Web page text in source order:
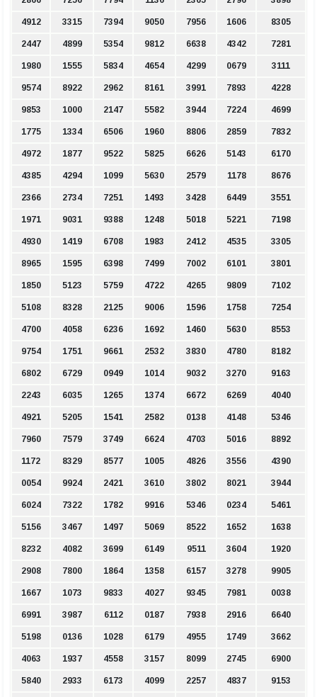
4912 3315 7394 9050 7956 1606 8305
2447 4899 5354 9812 6638 4342 7281
1980 1555 5834 4654 4299 0679 3111
9574 8922 2962 8161 3991 7893 4228
9853 1000 2147 5582 3944 7224 4699
1775 1334 6506 1960 8806 2859 7832
4972 1877 9522 5825 6626 5143 6170
4385 4294 1099 5630 2579 1178 8676
2366 2734 7251 1493 3428 6449 3551
1971 9031 9388 1248 5018 5221 7198
4930 1419 6708 1983 2412 4535 3305
8965 1595 6398 7499 7002 6101 3801
1850 5123 5759 4722 4265 9809 7102
5108 8328 2125 9006 1596 1758 7254
4700 4058 6236 1692 1460 5630 8553
9754 1751 9661 2532 3830 4780 8182
6802 6729 0949 1014 9032 3270 9163
2243 6035 1265 1374 6672 6269 4040
4921 5205 1541 2582 0138 4148 5346
7960 7579 3749 6624 4703 5016 8892
1172 8329 8577 1005 4826 3556 4390
0054 9924 2421 3610 3802 8021 3944
6024 7322 1782 9916 5346 0234 5461
5156 3467 1497 5069 8522 1652 1638
8232 4082 3699 6149 9511 3604 1920
2908 7800 1864 1358 6157 3278 9905
1667 1073 9833 4027 9345 7981 0038
6991 3987 6112 0187 7938 2916 6640
5198 0136 1028 6179 4955 1749 3662
4063 1937 4558 3157 8099 2745 6900
5840 2933 6173 4099 2257 4837 9153